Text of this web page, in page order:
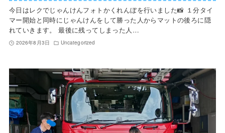
今日はレクでじゃんけんフォトかくれんぼを行いました📸 １分タイ
マー開始と同時にじゃんけんをして勝った人からマットの後ろに隠
れていきます。 最後に残ってしまった人…
2026年8月3日 Uncategorized